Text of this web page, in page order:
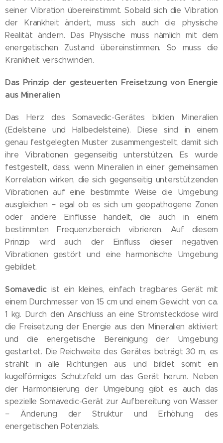
seiner Vibration übereinstimmt. Sobald sich die Vibration
der Krankheit ändert, muss sich auch die physische
Realität ändern. Das Physische muss nämlich mit dem
energetischen Zustand übereinstimmen. So muss die
Krankheit verschwinden.
Das Prinzip der gesteuerten Freisetzung von Energie
aus Mineralien
Das Herz des Somavedic-Gerätes bilden Mineralien
(Edelsteine und Halbedelsteine). Diese sind in einem
genau festgelegten Muster zusammengestellt, damit sich
ihre Vibrationen gegenseitig unterstützen. Es wurde
festgestellt, dass, wenn Mineralien in einer gemeinsamen
Korrelation wirken, die sich gegenseitig unterstützenden
Vibrationen auf eine bestimmte Weise die Umgebung
ausgleichen − egal ob es sich um geopathogene Zonen
oder andere Einflüsse handelt, die auch in einem
bestimmten Frequenzbereich vibrieren. Auf diesem
Prinzip wird auch der Einfluss dieser negativen
Vibrationen gestört und eine harmonische Umgebung
gebildet.
Somavedic ist ein kleines, einfach tragbares Gerät mit
einem Durchmesser von 15 cm und einem Gewicht von ca.
1 kg. Durch den Anschluss an eine Stromsteckdose wird
die Freisetzung der Energie aus den Mineralien aktiviert
und die energetische Bereinigung der Umgebung
gestartet. Die Reichweite des Gerätes beträgt 30 m, es
strahlt in alle Richtungen aus und bildet somit ein
kugelförmiges Schutzfeld um das Gerät herum. Neben
der Harmonisierung der Umgebung gibt es auch das
spezielle Somavedic-Gerät zur Aufbereitung von Wasser
− Änderung der Struktur und Erhöhung des
energetischen Potenzials.